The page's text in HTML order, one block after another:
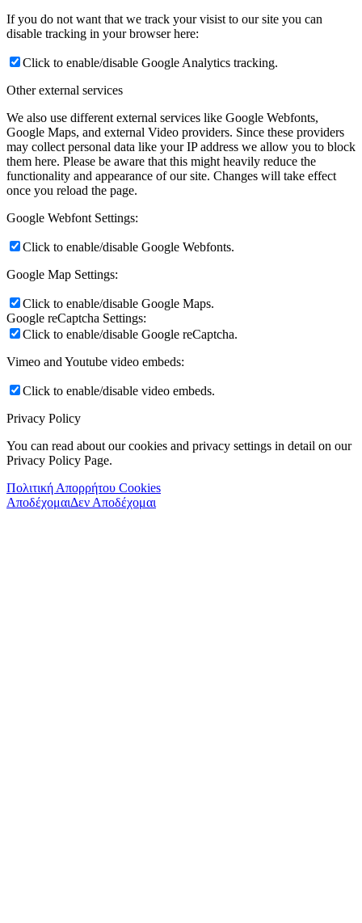
If you do not want that we track your visist to our site you can
disable tracking in your browser here:
Click to enable/disable Google Analytics tracking.
Other external services
We also use different external services like Google Webfonts,
Google Maps, and external Video providers. Since these providers
may collect personal data like your IP address we allow you to block
them here. Please be aware that this might heavily reduce the
functionality and appearance of our site. Changes will take effect
once you reload the page.
Google Webfont Settings:
Click to enable/disable Google Webfonts.
Google Map Settings:
Click to enable/disable Google Maps.
Google reCaptcha Settings:
Click to enable/disable Google reCaptcha.
Vimeo and Youtube video embeds:
Click to enable/disable video embeds.
Privacy Policy
You can read about our cookies and privacy settings in detail on our
Privacy Policy Page.
Πολιτική Απορρήτου Cookies
ΑποδέχομαιΔεν Αποδέχομαι